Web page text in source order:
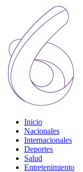
Inicio
Nacionales
Internacionales
Deportes
Salud
Entretenimiento